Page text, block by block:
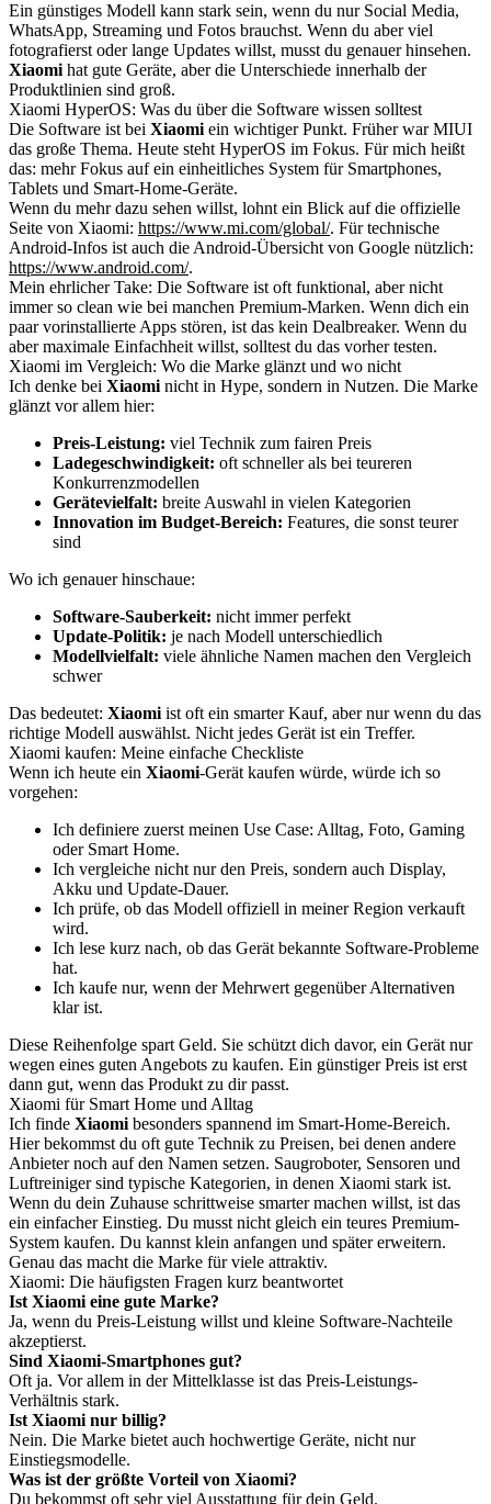
Ein günstiges Modell kann stark sein, wenn du nur Social Media,
WhatsApp, Streaming und Fotos brauchst. Wenn du aber viel
fotografierst oder lange Updates willst, musst du genauer hinsehen.
Xiaomi hat gute Geräte, aber die Unterschiede innerhalb der
Produktlinien sind groß.
Xiaomi HyperOS: Was du über die Software wissen solltest
Die Software ist bei Xiaomi ein wichtiger Punkt. Früher war MIUI
das große Thema. Heute steht HyperOS im Fokus. Für mich heißt
das: mehr Fokus auf ein einheitliches System für Smartphones,
Tablets und Smart-Home-Geräte.
Wenn du mehr dazu sehen willst, lohnt ein Blick auf die offizielle
Seite von Xiaomi: https://www.mi.com/global/. Für technische
Android-Infos ist auch die Android-Übersicht von Google nützlich:
https://www.android.com/.
Mein ehrlicher Take: Die Software ist oft funktional, aber nicht
immer so clean wie bei manchen Premium-Marken. Wenn dich ein
paar vorinstallierte Apps stören, ist das kein Dealbreaker. Wenn du
aber maximale Einfachheit willst, solltest du das vorher testen.
Xiaomi im Vergleich: Wo die Marke glänzt und wo nicht
Ich denke bei Xiaomi nicht in Hype, sondern in Nutzen. Die Marke
glänzt vor allem hier:
Preis-Leistung: viel Technik zum fairen Preis
Ladegeschwindigkeit: oft schneller als bei teureren
Konkurrenzmodellen
Gerätevielfalt: breite Auswahl in vielen Kategorien
Innovation im Budget-Bereich: Features, die sonst teurer
sind
Wo ich genauer hinschaue:
Software-Sauberkeit: nicht immer perfekt
Update-Politik: je nach Modell unterschiedlich
Modellvielfalt: viele ähnliche Namen machen den Vergleich
schwer
Das bedeutet: Xiaomi ist oft ein smarter Kauf, aber nur wenn du das
richtige Modell auswählst. Nicht jedes Gerät ist ein Treffer.
Xiaomi kaufen: Meine einfache Checkliste
Wenn ich heute ein Xiaomi-Gerät kaufen würde, würde ich so
vorgehen:
Ich definiere zuerst meinen Use Case: Alltag, Foto, Gaming
oder Smart Home.
Ich vergleiche nicht nur den Preis, sondern auch Display,
Akku und Update-Dauer.
Ich prüfe, ob das Modell offiziell in meiner Region verkauft
wird.
Ich lese kurz nach, ob das Gerät bekannte Software-Probleme
hat.
Ich kaufe nur, wenn der Mehrwert gegenüber Alternativen
klar ist.
Diese Reihenfolge spart Geld. Sie schützt dich davor, ein Gerät nur
wegen eines guten Angebots zu kaufen. Ein günstiger Preis ist erst
dann gut, wenn das Produkt zu dir passt.
Xiaomi für Smart Home und Alltag
Ich finde Xiaomi besonders spannend im Smart-Home-Bereich.
Hier bekommst du oft gute Technik zu Preisen, bei denen andere
Anbieter noch auf den Namen setzen. Saugroboter, Sensoren und
Luftreiniger sind typische Kategorien, in denen Xiaomi stark ist.
Wenn du dein Zuhause schrittweise smarter machen willst, ist das
ein einfacher Einstieg. Du musst nicht gleich ein teures Premium-
System kaufen. Du kannst klein anfangen und später erweitern.
Genau das macht die Marke für viele attraktiv.
Xiaomi: Die häufigsten Fragen kurz beantwortet
Ist Xiaomi eine gute Marke?
Ja, wenn du Preis-Leistung willst und kleine Software-Nachteile
akzeptierst.
Sind Xiaomi-Smartphones gut?
Oft ja. Vor allem in der Mittelklasse ist das Preis-Leistungs-
Verhältnis stark.
Ist Xiaomi nur billig?
Nein. Die Marke bietet auch hochwertige Geräte, nicht nur
Einstiegsmodelle.
Was ist der größte Vorteil von Xiaomi?
Du bekommst oft sehr viel Ausstattung für dein Geld.